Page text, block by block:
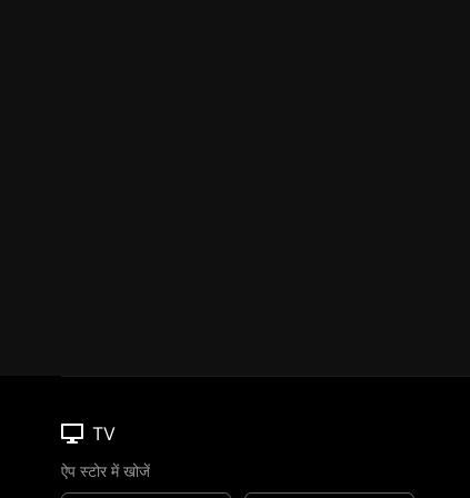
TV
ऐप स्टोर में खोजें